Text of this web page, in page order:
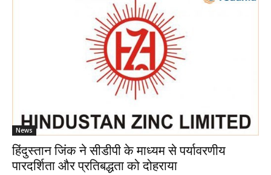
News
हिंदुस्तान जिंक ने सीडीपी के माध्यम से पर्यावरणीय
पारदर्शिता और प्रतिबद्धता को दोहराया